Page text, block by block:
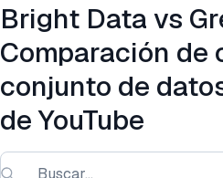
Bright Data vs
Comparación de
conjunto de
de YouTube